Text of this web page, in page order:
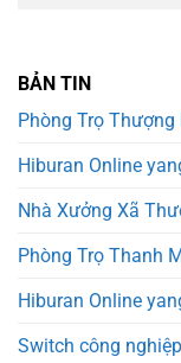
BẢN TIN
Phòng Trọ
Hiburan Online
Nhà Xưởng Xã
Phòng Trọ Thanh
Hiburan Online
Switch công